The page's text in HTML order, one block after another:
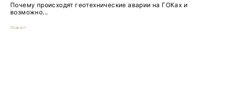
Почему происходят геотехнические аварии на ГОКах и
возможно...
Подкаст